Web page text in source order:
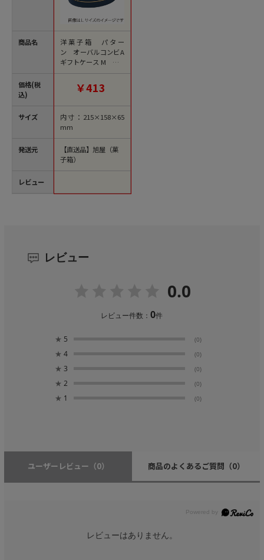
商品名
価格(税
込)
サイズ
発送元
レビュー
洋菓子箱 パター
ン オーバルコンビA
ギフトケース M 紺 2
565 1個（ご注文単
位50個）【直送品】
￥413
内寸：215×158×65
mm
【直送品】旭屋（菓
子箱）
レビュー
0.0
レビュー件数：0件
★ 5 (0)
★ 4 (0)
★ 3 (0)
★ 2 (0)
★ 1 (0)
ユーザーレビュー （0） 商品のよくあるご質問 （0）
レビューはありません。